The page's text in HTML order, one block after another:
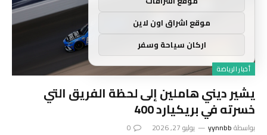
أخبار الرياضة
يشير ديني هاملين إلى لحظة الفريق التي
خسرته في بريكيارد 400
بواسطةyynnbb يوليو 27, 2026 0
موقع اشراق اون لاين
اركان سياحة وسفر